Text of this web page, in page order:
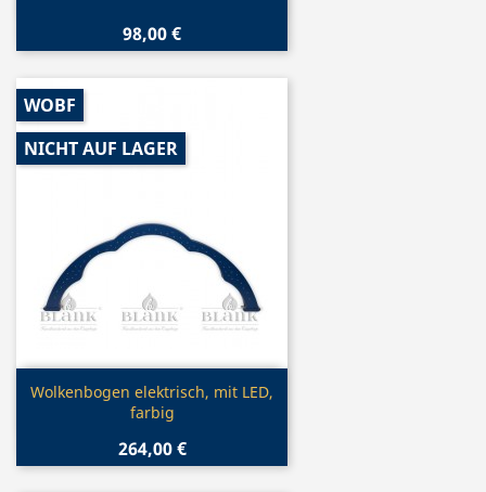
98,00 €
Vorschau
Wolkenbogen elektrisch, mit LED,
farbig
264,00 €
WOBF
NICHT AUF LAGER